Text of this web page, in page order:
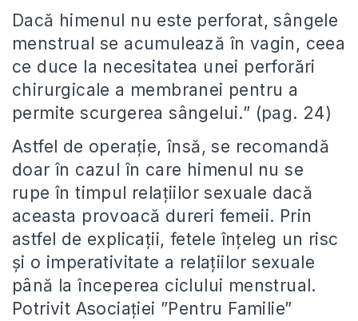
Dacă himenul nu este perforat, sângele
menstrual se acumulează în vagin, ceea
ce duce la necesitatea unei perforări
chirurgicale a membranei pentru a
permite scurgerea sângelui.” (pag. 24)
Astfel de operație, însă, se recomandă
doar în cazul în care himenul nu se
rupe în timpul relațiilor sexuale dacă
aceasta provoacă dureri femeii. Prin
astfel de explicații, fetele înțeleg un risc
și o imperativitate a relațiilor sexuale
până la începerea ciclului menstrual.
Potrivit Asociației ”Pentru Familie”